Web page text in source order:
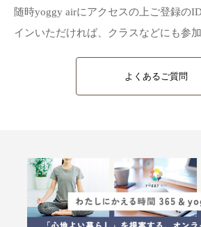
随時yoggy airにアクセスの上ご登録の
インいただければ、クラスなどにも参
よくあるご質問